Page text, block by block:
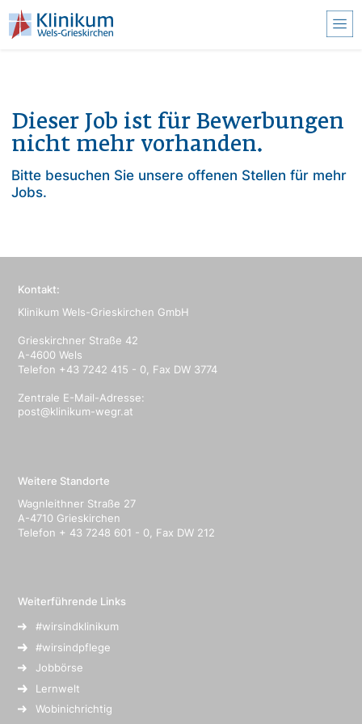
Zum Inhalt springen
Zum Hauptmenü springen
Zur Suche springen
Dieser Job ist für Bewerbungen
nicht mehr vorhanden.
Bitte besuchen Sie unsere offenen Stellen für mehr
Jobs.
Kontakt:
Klinikum Wels-Grieskirchen GmbH
Grieskirchner Straße 42
A-4600 Wels
Telefon +43 7242 415 - 0, Fax DW 3774
Zentrale E-Mail-Adresse:
post@klinikum-wegr.at
Weitere Standorte
Wagnleithner Straße 27
A-4710 Grieskirchen
Telefon + 43 7248 601 - 0, Fax DW 212
Weiterführende Links
#wirsindklinikum
#wirsindpflege
Jobbörse
Lernwelt
Wobinichrichtig